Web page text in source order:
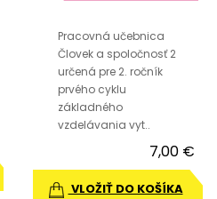
Pracovná učebnica
Človek a spoločnosť 2
určená pre 2. ročník
prvého cyklu
základného
vzdelávania vyt..
7,00 €
VLOŽIŤ DO KOŠÍKA